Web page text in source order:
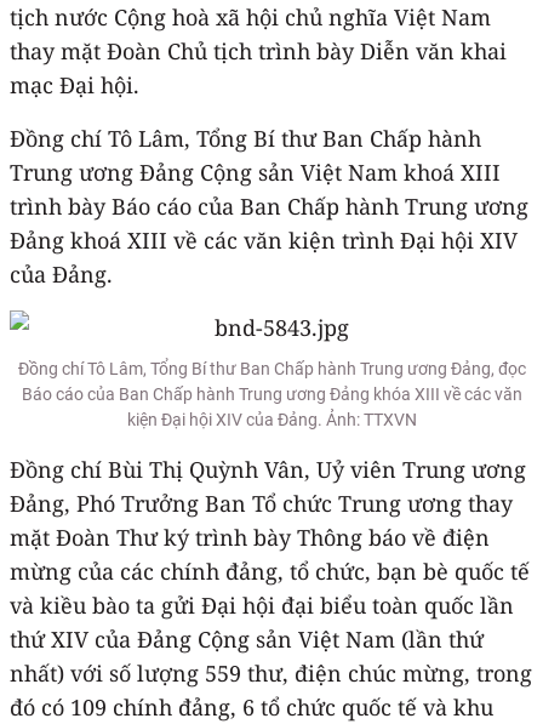
tịch nước Cộng hoà xã hội chủ nghĩa Việt Nam
thay mặt Đoàn Chủ tịch trình bày Diễn văn khai
mạc Đại hội.
Đồng chí Tô Lâm, Tổng Bí thư Ban Chấp hành
Trung ương Đảng Cộng sản Việt Nam khoá XIII
trình bày Báo cáo của Ban Chấp hành Trung ương
Đảng khoá XIII về các văn kiện trình Đại hội XIV
của Đảng.
Đồng chí Tô Lâm, Tổng Bí thư Ban Chấp hành Trung ương Đảng, đọc
Báo cáo của Ban Chấp hành Trung ương Đảng khóa XIII về các văn
kiện Đại hội XIV của Đảng. Ảnh: TTXVN
Đồng chí Bùi Thị Quỳnh Vân, Uỷ viên Trung ương
Đảng, Phó Trưởng Ban Tổ chức Trung ương thay
mặt Đoàn Thư ký trình bày Thông báo về điện
mừng của các chính đảng, tổ chức, bạn bè quốc tế
và kiều bào ta gửi Đại hội đại biểu toàn quốc lần
thứ XIV của Đảng Cộng sản Việt Nam (lần thứ
nhất) với số lượng 559 thư, điện chúc mừng, trong
đó có 109 chính đảng, 6 tổ chức quốc tế và khu